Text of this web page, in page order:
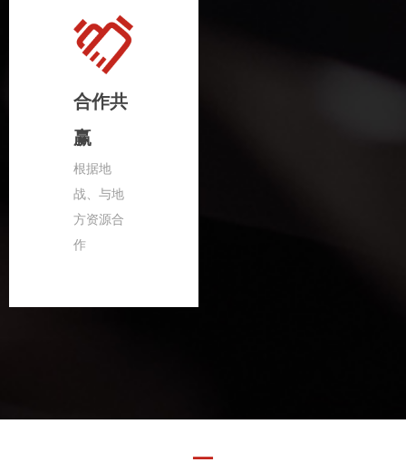
合作共
赢
根据地
战、与地
方资源合
作
—